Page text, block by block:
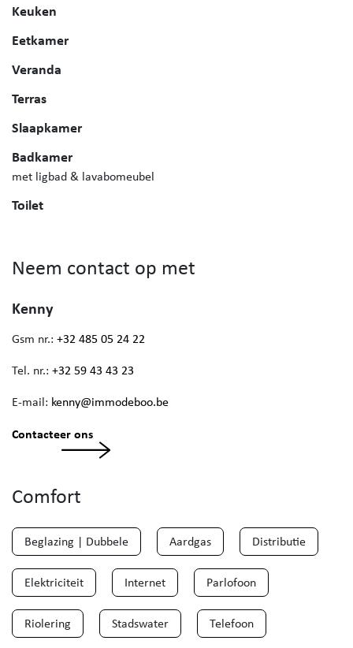
Keuken
Eetkamer
Veranda
Terras
Slaapkamer
Badkamer
met ligbad & lavabomeubel
Toilet
Neem contact op met
Kenny
Gsm nr.: +32 485 05 24 22
Tel. nr.: +32 59 43 43 23
E-mail: kenny@immodeboo.be
Contacteer ons
Comfort
Beglazing | Dubbele Aardgas Distributie
Elektriciteit Internet Parlofoon
Riolering Stadswater Telefoon